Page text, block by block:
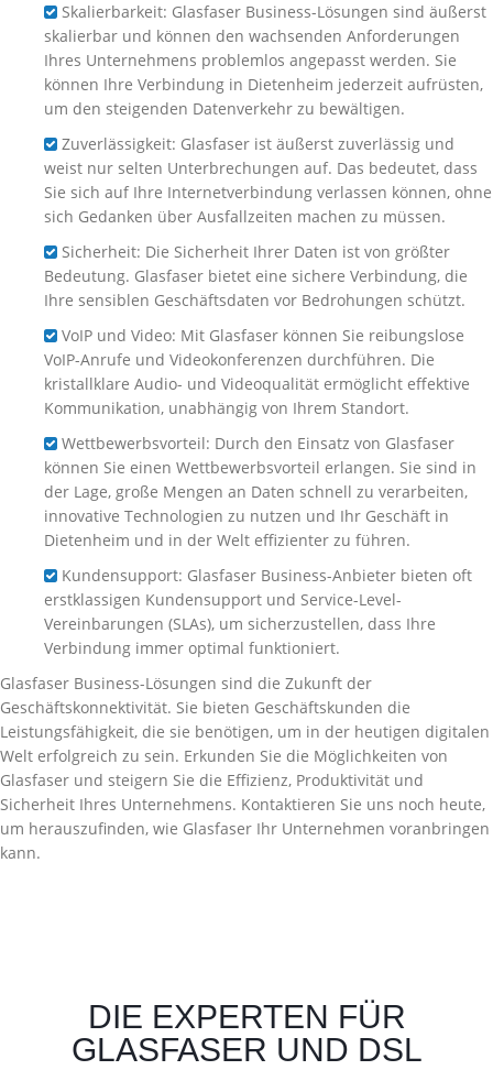
Skalierbarkeit: Glasfaser Business-Lösungen sind äußerst
skalierbar und können den wachsenden Anforderungen
Ihres Unternehmens problemlos angepasst werden. Sie
können Ihre Verbindung in Dietenheim jederzeit aufrüsten,
um den steigenden Datenverkehr zu bewältigen.
Zuverlässigkeit: Glasfaser ist äußerst zuverlässig und
weist nur selten Unterbrechungen auf. Das bedeutet, dass
Sie sich auf Ihre Internetverbindung verlassen können, ohne
sich Gedanken über Ausfallzeiten machen zu müssen.
Sicherheit: Die Sicherheit Ihrer Daten ist von größter
Bedeutung. Glasfaser bietet eine sichere Verbindung, die
Ihre sensiblen Geschäftsdaten vor Bedrohungen schützt.
VoIP und Video: Mit Glasfaser können Sie reibungslose
VoIP-Anrufe und Videokonferenzen durchführen. Die
kristallklare Audio- und Videoqualität ermöglicht effektive
Kommunikation, unabhängig von Ihrem Standort.
Wettbewerbsvorteil: Durch den Einsatz von Glasfaser
können Sie einen Wettbewerbsvorteil erlangen. Sie sind in
der Lage, große Mengen an Daten schnell zu verarbeiten,
innovative Technologien zu nutzen und Ihr Geschäft in
Dietenheim und in der Welt effizienter zu führen.
Kundensupport: Glasfaser Business-Anbieter bieten oft
erstklassigen Kundensupport und Service-Level-
Vereinbarungen (SLAs), um sicherzustellen, dass Ihre
Verbindung immer optimal funktioniert.
Glasfaser Business-Lösungen sind die Zukunft der
Geschäftskonnektivität. Sie bieten Geschäftskunden die
Leistungsfähigkeit, die sie benötigen, um in der heutigen digitalen
Welt erfolgreich zu sein. Erkunden Sie die Möglichkeiten von
Glasfaser und steigern Sie die Effizienz, Produktivität und
Sicherheit Ihres Unternehmens. Kontaktieren Sie uns noch heute,
um herauszufinden, wie Glasfaser Ihr Unternehmen voranbringen
kann.
DIE EXPERTEN FÜR
GLASFASER UND DSL